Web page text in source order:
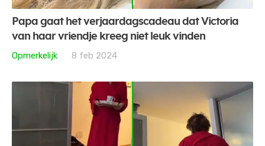
Papa gaat het verjaardagscadeau dat Victoria
van haar vriendje kreeg niet leuk vinden
Opmerkelijk
8 feb 2024